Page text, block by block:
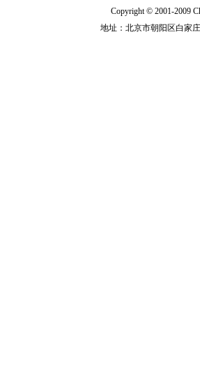
Copyright © 2001-2009
地址：北京市朝阳区白家